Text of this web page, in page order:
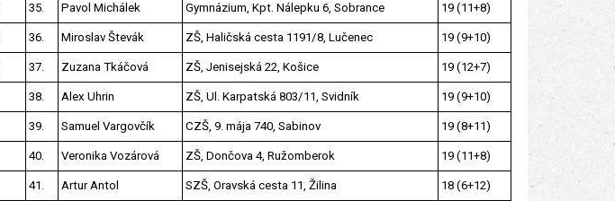
35. Pavol Michálek Gymnázium, Kpt. Nálepku 6, Sobrance 19 (11+8)
36. Miroslav Števák ZŠ, Haličská cesta 1191/8, Lučenec 19 (9+10)
37. Zuzana Tkáčová ZŠ, Jenisejská 22, Košice 19 (12+7)
38. Alex Uhrin ZŠ, Ul. Karpatská 803/11, Svidník 19 (9+10)
39. Samuel Vargovčík CZŠ, 9. mája 740, Sabinov 19 (8+11)
40. Veronika Vozárová ZŠ, Dončova 4, Ružomberok 19 (11+8)
41. Artur Antol SZŠ, Oravská cesta 11, Žilina 18 (6+12)